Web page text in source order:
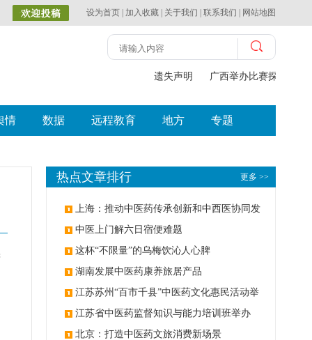
设为首页 加入收藏 关于我们 联系我们 网站地图
遗失声明 广西举办比赛探索中（
情 数据 远程教育 地方 专题
更多 >>
热点文章排行
上海：推动中医药传承创新和中西医协同发
展 中医上门解六日宿便难题
这杯“不限量”的乌梅饮沁人心脾
湖南发展中医药康养旅居产品
江苏苏州“百市千县”中医药文化惠民活动举
办 江苏省中医药监督知识与能力培训班举办
北京：打造中医药文旅消费新场景